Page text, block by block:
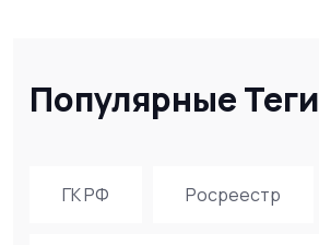
Популярные Теги
ГК РФ Росреестр